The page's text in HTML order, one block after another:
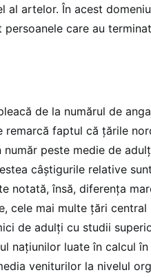
al artelor. În acest
persoanele care au
de la numărul de
remarcă faptul că țările
număr peste medie de
câștigurile relative
notată, însă, diferența
cele mai multe țări
de adulți cu studii
națiunilor luate în calcul
veniturilor la nivelul